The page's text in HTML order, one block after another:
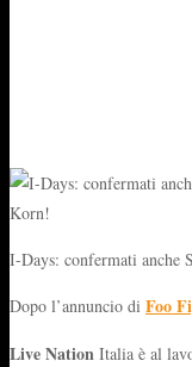
I-Days: confermati anche
Dopo l’annuncio di Foo
Live Nation Italia è al